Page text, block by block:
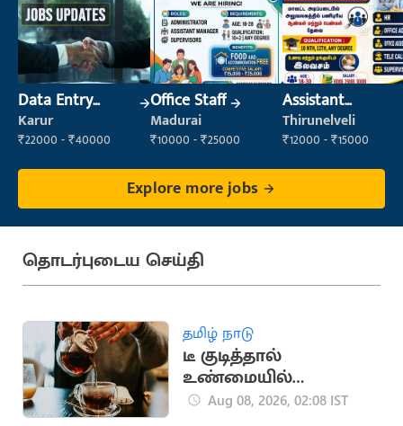
Data Entry
Operator
Karur
₹22000 - ₹40000
Office Staff
Madurai
₹10000 - ₹25000
Assistant
Manager
Thirunelveli
₹12000 - ₹15000
Explore more jobs
தொடர்புடைய செய்தி
தமிழ் நாடு
டீ குடித்தால்
உண்மையில்
தலைவலி உடனடியாக
Aug 08, 2026, 02:08 IST